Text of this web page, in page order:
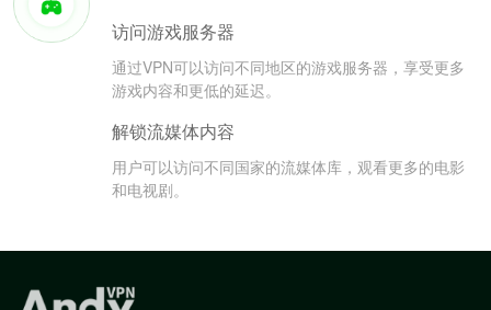
访问游戏服务器
通过VPN可以访问不同地区的游戏服务器，享受更多
游戏内容和更低的延迟。
解锁流媒体内容
用户可以访问不同国家的流媒体库，观看更多的电影
和电视剧。